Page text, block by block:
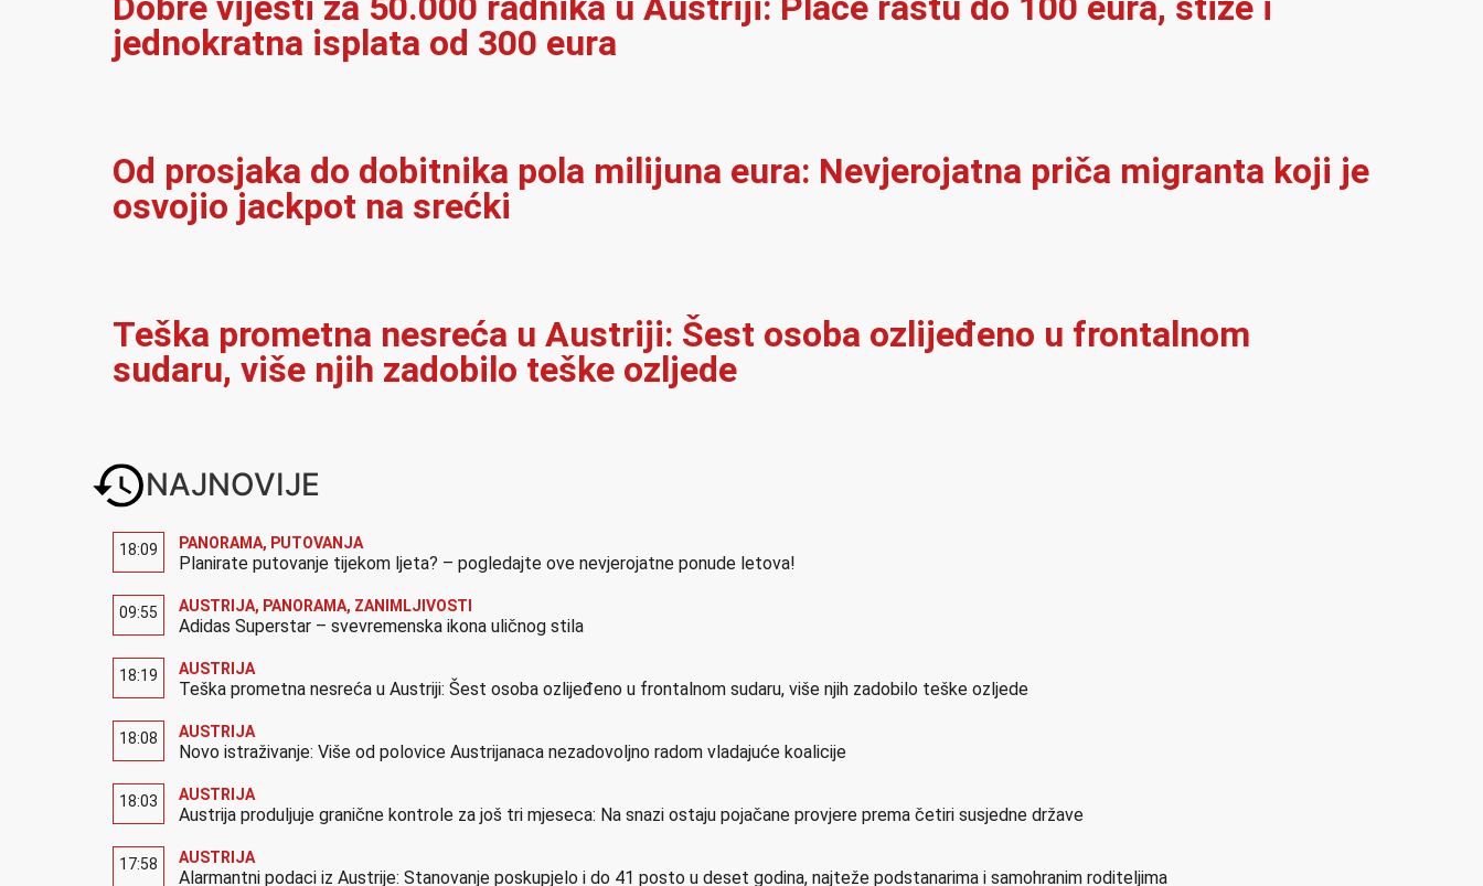
jednokratna isplata od 300 eura
Od prosjaka do dobitnika pola milijuna eura: Nevjerojatna priča migranta koji je
osvojio jackpot na srećki
Teška prometna nesreća u Austriji: Šest osoba ozlijeđeno u frontalnom
sudaru, više njih zadobilo teške ozljede
NAJNOVIJE
18:09 PANORAMA, PUTOVANJA
Planirate putovanje tijekom ljeta? – pogledajte ove nevjerojatne ponude letova!
09:55 AUSTRIJA, PANORAMA, ZANIMLJIVOSTI
Adidas Superstar – svevremenska ikona uličnog stila
18:19 AUSTRIJA
Teška prometna nesreća u Austriji: Šest osoba ozlijeđeno u frontalnom sudaru, više njih zadobilo teške ozljede
18:08 AUSTRIJA
Novo istraživanje: Više od polovice Austrijanaca nezadovoljno radom vladajuće koalicije
18:03 AUSTRIJA
Austrija produljuje granične kontrole za još tri mjeseca: Na snazi ostaju pojačane provjere prema četiri susjedne države
17:58 AUSTRIJA
Alarmantni podaci iz Austrije: Stanovanje poskupjelo i do 41 posto u deset godina, najteže podstanarima i samohranim roditeljima